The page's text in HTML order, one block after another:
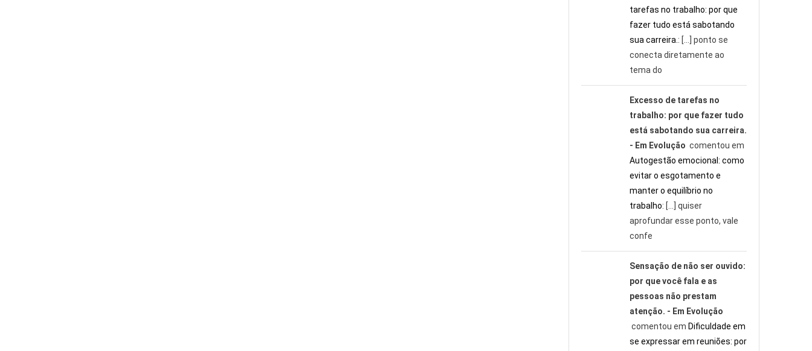
tarefas no trabalho: por que
fazer tudo está sabotando
sua carreira. : […] ponto se
conecta diretamente ao
tema do
Excesso de tarefas no
trabalho: por que fazer tudo
está sabotando sua carreira.
- Em Evolução comentou em
Autogestão emocional: como
evitar o esgotamento e
manter o equilíbrio no
trabalho: […] quiser
aprofundar esse ponto, vale
confe
Sensação de não ser ouvido:
por que você fala e as
pessoas não prestam
atenção. - Em Evolução
comentou em Dificuldade em
se expressar em reuniões: por